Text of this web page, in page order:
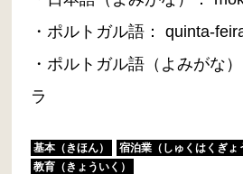
・ポルトガル語： quinta-
・ポルトガル語（よみがな
ラ
基本（きほん）
宿泊業（しゅくはくぎょ
教育（きょういく）